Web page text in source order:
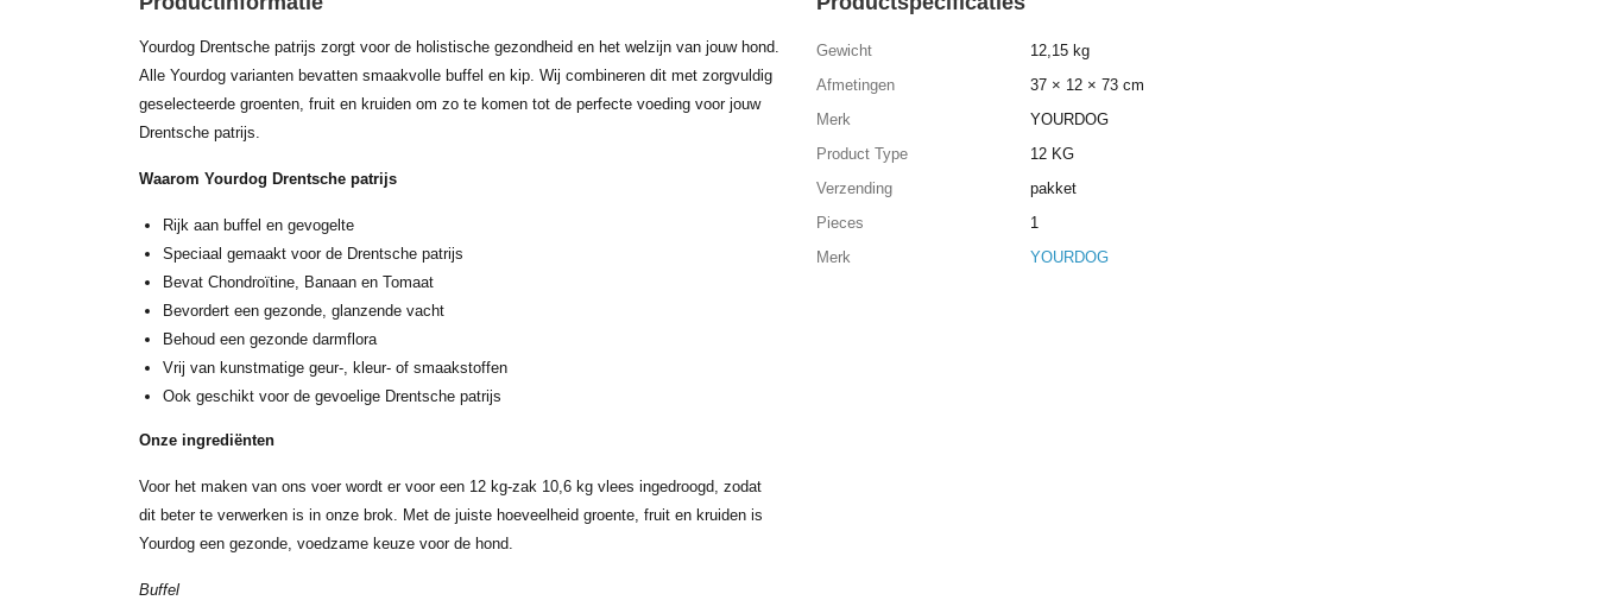
Yourdog Drentsche patrijs zorgt voor de holistische gezondheid en het welzijn van jouw hond.
Alle Yourdog varianten bevatten smaakvolle buffel en kip. Wij combineren dit met zorgvuldig
geselecteerde groenten, fruit en kruiden om zo te komen tot de perfecte voeding voor jouw
Drentsche patrijs.
Waarom Yourdog Drentsche patrijs
Rijk aan buffel en gevogelte
Speciaal gemaakt voor de Drentsche patrijs
Bevat Chondroïtine, Banaan en Tomaat
Bevordert een gezonde, glanzende vacht
Behoud een gezonde darmflora
Vrij van kunstmatige geur-, kleur- of smaakstoffen
Ook geschikt voor de gevoelige Drentsche patrijs
Onze ingrediënten
Voor het maken van ons voer wordt er voor een 12 kg-zak 10,6 kg vlees ingedroogd, zodat
dit beter te verwerken is in onze brok. Met de juiste hoeveelheid groente, fruit en kruiden is
Yourdog een gezonde, voedzame keuze voor de hond.
Buffel
Gewicht
12,15 kg
Afmetingen
37 × 12 × 73 cm
Merk
YOURDOG
Product Type
12 KG
Verzending
pakket
Pieces
1
Merk
YOURDOG